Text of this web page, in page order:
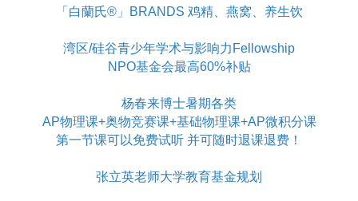
「白蘭氏®」BRANDS 鸡精、燕窝、养生饮
湾区/硅谷青少年学术与影响力Fellowship
NPO基金会最高60%补贴
杨春来博士暑期各类
AP物理课+奥物竞赛课+基础物理课+AP微积分课
第一节课可以免费试听 并可随时退课退费！
张立英老师大学教育基金规划